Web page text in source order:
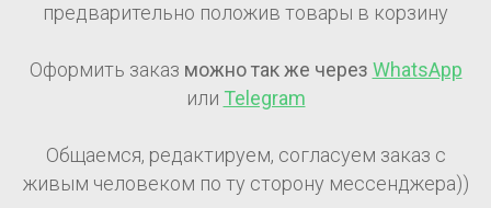
предварительно положив товары в корзину
Оформить заказ можно так же через WhatsApp
или Telegram
Общаемся, редактируем, согласуем заказ с
живым человеком по ту сторону мессенджера))